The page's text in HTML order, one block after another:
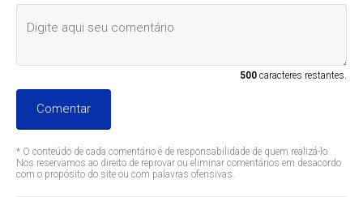
500caracteres restantes.
Comentar
* O conteúdo de cada comentário é de responsabilidade de quem realizá-lo.
Nos reservamos ao direito de reprovar ou eliminar comentários em desacordo
com o propósito do site ou com palavras ofensivas.